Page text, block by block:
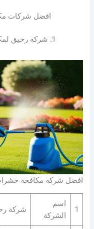
افضل شركات
1. شركة رحيق لمكافحة الحشرات في هليوبليس
افضل شركة مكافحة
1
اسم
الشركة
شركة